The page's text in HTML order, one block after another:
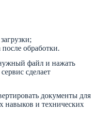
после обработки.
файл и нажать
сделает
документы для
навыков и технических